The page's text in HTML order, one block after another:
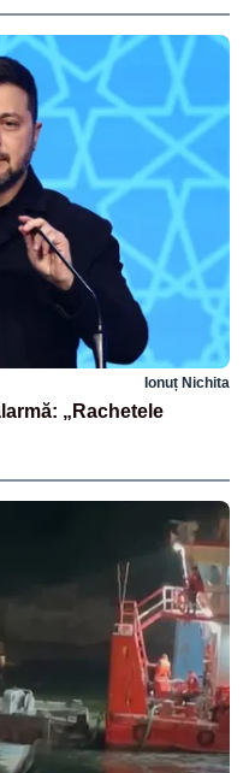
Ionuț Nichita
„Rachetele